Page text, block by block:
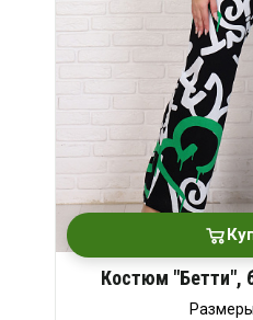
Костюм "Бетти",